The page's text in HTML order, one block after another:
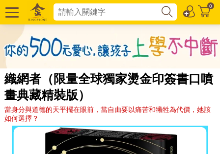
0
織網者（限量全球獨家燙金印簽書口噴
畫典藏精裝版）
當身分與道德的天平擺在眼前，當自由要以痛苦和犧牲為代價，她該
如何選擇？